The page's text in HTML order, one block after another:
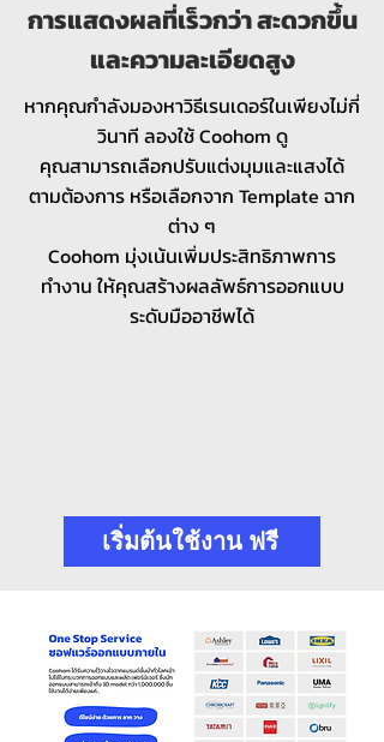
การแสดงผลที่เร็วกว่า สะดวกขึ้น
และความละเอียดสูง
หากคุณกำลังมองหาวิธีเรนเดอร์ในเพียงไม่กี่
วินาที ลองใช้ Coohom ดู
คุณสามารถเลือกปรับแต่งมุมและแสงได้
ตามต้องการ หรือเลือกจาก Template ฉาก
ต่าง ๆ
Coohom มุ่งเน้นเพิ่มประสิทธิภาพการ
ทำงาน ให้คุณสร้างผลลัพธ์การออกแบบ
ระดับมืออาชีพได้
เริ่มต้นใช้งาน ฟรี